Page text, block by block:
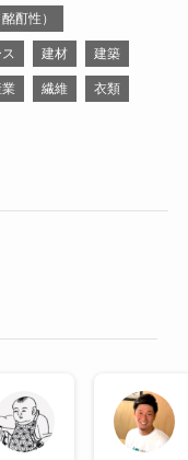
酊性）
建材 建築
業 繊維 衣類